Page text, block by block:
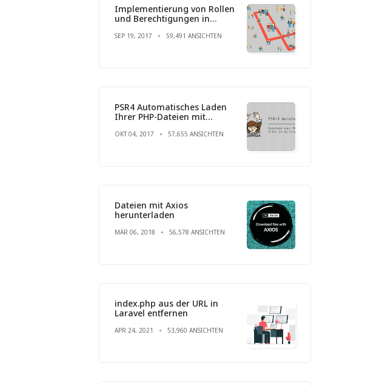
Implementierung von Rollen
und Berechtigungen in
SEP 19, 2017 59,491 ANSICHTEN
PSR4 Automatisches Laden
Ihrer PHP-Dateien mit
OKT 04, 2017 57,655 ANSICHTEN
Dateien mit Axios
herunterladen
MÄR 06, 2018 56,578 ANSICHTEN
index.php aus der URL in
Laravel entfernen
APR 24, 2021 53,960 ANSICHTEN